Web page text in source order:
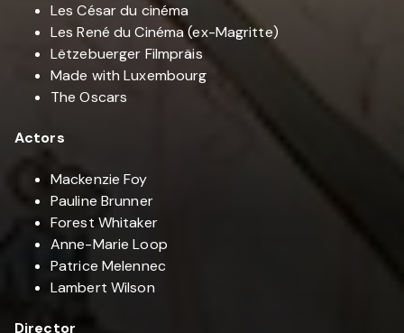
Les César du cinéma
Les René du Cinéma (ex-Magritte)
Lëtzebuerger Filmpräis
Made with Luxembourg
The Oscars
Actors
Mackenzie Foy
Pauline Brunner
Forest Whitaker
Anne-Marie Loop
Patrice Melennec
Lambert Wilson
Director